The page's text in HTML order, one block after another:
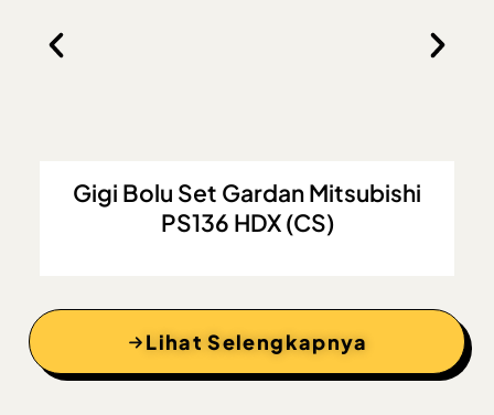
Gigi Bolu Set Gardan Mitsubishi
PS136 HDX (CS)
Lihat Selengkapnya